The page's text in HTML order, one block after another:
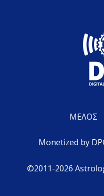
ΜΕΛΟΣ
Monetized by
©2011-2026